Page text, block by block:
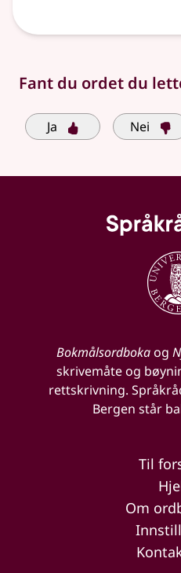
Fant du ordet du
Ja Nei
Bokmålsordbokaog
skrivemåte og
rettskrivning.
Bergen står
Til
Om